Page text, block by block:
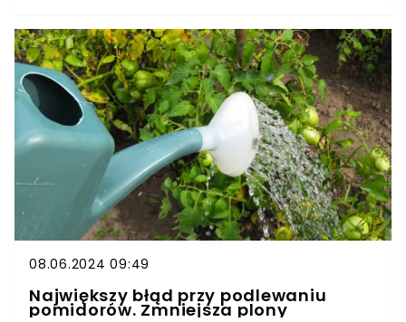
mają małe wymagania pielęgnacyjne.Do tego
typu bylin polecanych do ogrodu należy tojeść
rozesłana, która nie tylko tworzy efektowną,
zwartą darń, ale również pięknie kwitnie. Jak ją
uprawiać?
08.06.2024 09:49
Największy błąd przy podlewaniu
pomidorów. Zmniejsza plony